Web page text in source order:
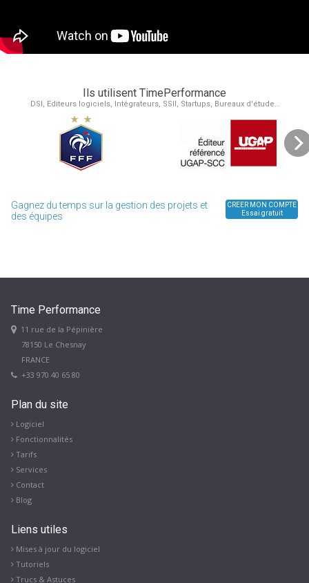
Ils utilisent TimePerformance
DSI, Editeurs logiciels, Intégrateurs, SSII, Startups, Bureaux d'étude…
CREER MON COMPTE
Essai gratuit
Gagnez du temps sur la gestion des projets et
des équipes
Time Performance
11 rue de la Pépinière
78150 Le Chesnay
FRANCE
+33 970 40 65 80
Plan du site
Logiciel
Fonctionnalités
Tarifs
Services
Contact
Blog
Liens utiles
Mises à jour du logiciel
Tutoriels
Trucs & Astuces